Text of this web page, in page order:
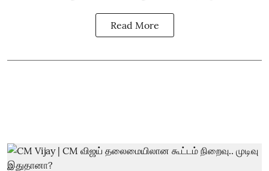
Read More